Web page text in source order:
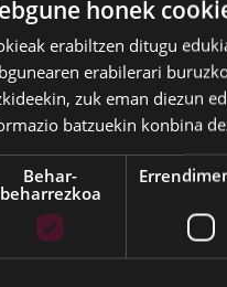
honek
erabiltzen ditugu
erabilerari
zuk eman diezun
batzuekin konbina
Behar-
beharrezkoa